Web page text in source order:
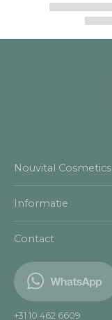
Nouvital Cosmetics
Informatie
Contact
+31 10 462 6609